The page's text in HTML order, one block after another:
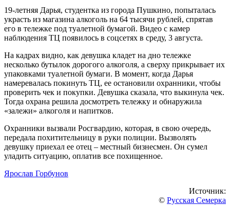
19-летняя Дарья, студентка из города Пушкино, попыталась
украсть из магазина алкоголь на 64 тысячи рублей, спрятав
его в тележке под туалетной бумагой. Видео с камер
наблюдения ТЦ появилось в соцсетях в среду, 3 августа.
На кадрах видно, как девушка кладет на дно тележке
несколько бутылок дорогого алкоголя, а сверху прикрывает их
упаковками туалетной бумаги. В момент, когда Дарья
намеревалась покинуть ТЦ, ее остановили охранники, чтобы
проверить чек и покупки. Девушка сказала, что выкинула чек.
Тогда охрана решила досмотреть тележку и обнаружила
«залежи» алкоголя и напитков.
Охранники вызвали Росгвардию, которая, в свою очередь,
передала похитительницу в руки полиции. Вызволять
девушку приехал ее отец – местный бизнесмен. Он сумел
уладить ситуацию, оплатив все похищенное.
Ярослав Горбунов
Источник:
© Русская Семерка